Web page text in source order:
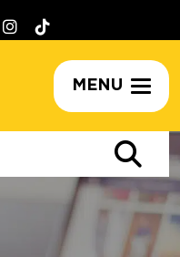
MENU